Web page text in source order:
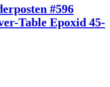
#596
Table Epoxid 45-